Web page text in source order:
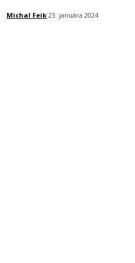
Michal Feik 23. januára 2024